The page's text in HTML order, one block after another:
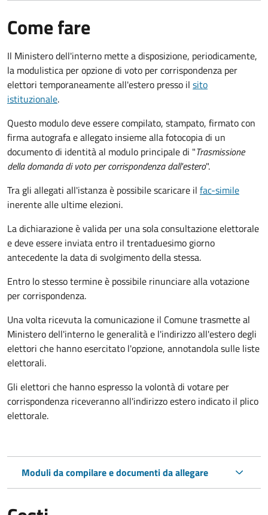
Come fare
Il Ministero dell'interno mette a disposizione, periodicamente,
la modulistica per opzione di voto per corrispondenza per
elettori temporaneamente all'estero presso il sito
istituzionale.
Questo modulo deve essere compilato, stampato, firmato con
firma autografa e allegato insieme alla fotocopia di un
documento di identità al modulo principale di "Trasmissione
della domanda di voto per corrispondenza dall'estero".
Tra gli allegati all'istanza è possibile scaricare il fac-simile
inerente alle ultime elezioni.
La dichiarazione è valida per una sola consultazione elettorale
e deve essere inviata entro il trentaduesimo giorno
antecedente la data di svolgimento della stessa.
Entro lo stesso termine è possibile rinunciare alla votazione
per corrispondenza.
Una volta ricevuta la comunicazione il Comune trasmette al
Ministero dell'interno le generalità e l'indirizzo all'estero degli
elettori che hanno esercitato l'opzione, annotandola sulle liste
elettorali.
Gli elettori che hanno espresso la volontà di votare per
corrispondenza riceveranno all'indirizzo estero indicato il plico
elettorale.
Moduli da compilare e documenti da allegare